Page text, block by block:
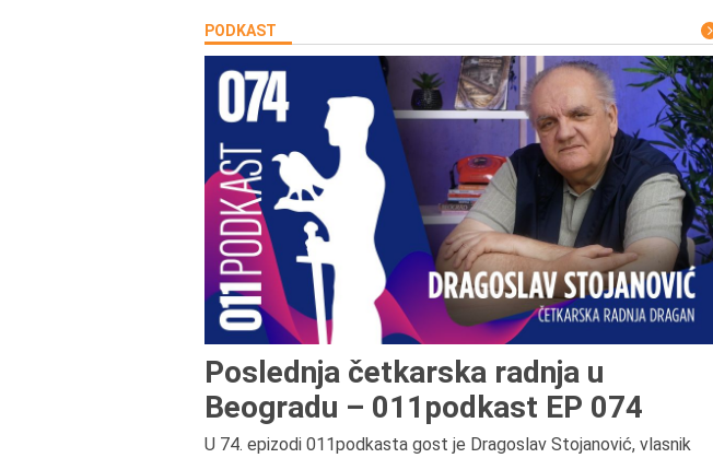
PODKAST
Poslednja četkarska radnja u
Beogradu – 011podkast EP 074
U 74. epizodi 011podkasta gost je Dragoslav Stojanović, vlasnik